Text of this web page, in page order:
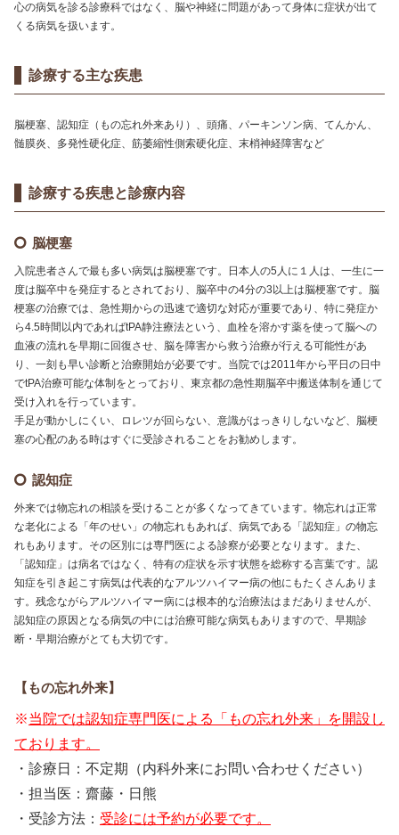
心の病気を診る診療科ではなく、脳や神経に問題があって身体に症状が出て
くる病気を扱います。
診療する主な疾患
脳梗塞、認知症（もの忘れ外来あり）、頭痛、パーキンソン病、てんかん、
髄膜炎、多発性硬化症、筋萎縮性側索硬化症、末梢神経障害など
診療する疾患と診療内容
脳梗塞
入院患者さんで最も多い病気は脳梗塞です。日本人の5人に１人は、一生に一
度は脳卒中を発症するとされており、脳卒中の4分の3以上は脳梗塞です。脳
梗塞の治療では、急性期からの迅速で適切な対応が重要であり、特に発症か
ら4.5時間以内であればtPA静注療法という、血栓を溶かす薬を使って脳への
血液の流れを早期に回復させ、脳を障害から救う治療が行える可能性があ
り、一刻も早い診断と治療開始が必要です。当院では2011年から平日の日中
でtPA治療可能な体制をとっており、東京都の急性期脳卒中搬送体制を通じて
受け入れを行っています。
手足が動かしにくい、ロレツが回らない、意識がはっきりしないなど、脳梗
塞の心配のある時はすぐに受診されることをお勧めします。
認知症
外来では物忘れの相談を受けることが多くなってきています。物忘れは正常
な老化による「年のせい」の物忘れもあれば、病気である「認知症」の物忘
れもあります。その区別には専門医による診察が必要となります。また、
「認知症」は病名ではなく、特有の症状を示す状態を総称する言葉です。認
知症を引き起こす病気は代表的なアルツハイマー病の他にもたくさんありま
す。残念ながらアルツハイマー病には根本的な治療法はまだありませんが、
認知症の原因となる病気の中には治療可能な病気もありますので、早期診
断・早期治療がとても大切です。
【もの忘れ外来】
※当院では認知症専門医による「もの忘れ外来」を開設し
ております。
・診療日：不定期（内科外来にお問い合わせください）
・担当医：齋藤・日熊
・受診方法： 受診には予約が必要です。